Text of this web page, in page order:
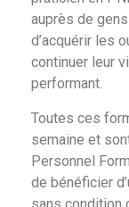
auprès de
d’acquérir les
continuer leur
performant.
Toutes ces
semaine et
Personnel
de bénéficier